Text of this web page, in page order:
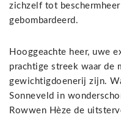
zichzelf tot
gebombardeerd.
Hooggeachte heer, uwe
prachtige streek waar de
gewichtigdoenerij zijn.
Sonneveld in
Rowwen Hèze de